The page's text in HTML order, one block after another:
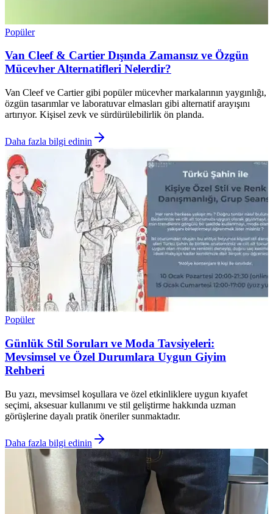
Popüler
Van Cleef & Cartier Dışında Zamansız ve Özgün
Mücevher Alternatifleri Nelerdir?
Van Cleef ve Cartier gibi popüler mücevher markalarının yaygınlığı,
özgün tasarımlar ve laboratuvar elmasları gibi alternatif arayışını
artırıyor. Kişisel zevk ve sürdürülebilirlik ön planda.
Daha fazla bilgi edinin
Popüler
Günlük Stil Soruları ve Moda Tavsiyeleri:
Mevsimsel ve Özel Durumlara Uygun Giyim
Rehberi
Bu yazı, mevsimsel koşullara ve özel etkinliklere uygun kıyafet
seçimi, aksesuar kullanımı ve stil geliştirme hakkında uzman
görüşlerine dayalı pratik öneriler sunmaktadır.
Daha fazla bilgi edinin